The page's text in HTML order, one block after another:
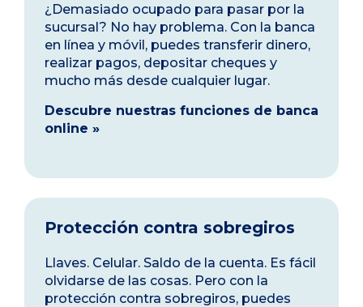
¿Demasiado ocupado para pasar por la
sucursal? No hay problema. Con la banca
en línea y móvil, puedes transferir dinero,
realizar pagos, depositar cheques y
mucho más desde cualquier lugar.
Descubre nuestras funciones de banca
online »
Protección contra sobregiros
Llaves. Celular. Saldo de la cuenta. Es fácil
olvidarse de las cosas. Pero con la
protección contra sobregiros, puedes